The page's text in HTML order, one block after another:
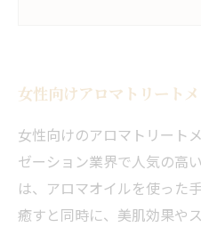
女性向けアロマトリート
女性向けのアロマトリート
ゼーション業界で人気の高
は、アロマオイルを使った
癒すと同時に、美肌効果や